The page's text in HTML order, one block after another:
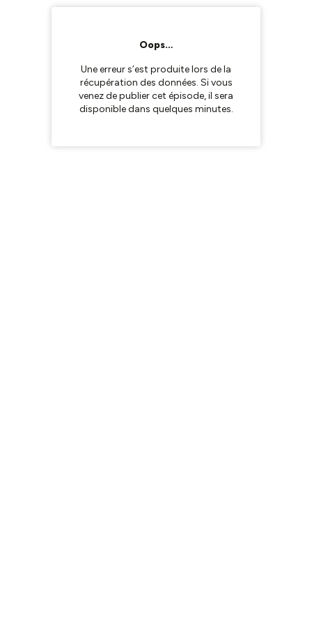
Oops…
Une erreur s’est produite lors de la
récupération des données. Si vous
venez de publier cet épisode, il sera
disponible dans quelques minutes.